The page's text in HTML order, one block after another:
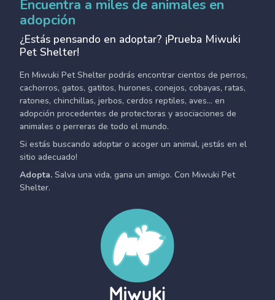
Encuentra a miles de animales en
adopción
¿Estás pensando en adoptar? ¡Prueba Miwuki
Pet Shelter!
En Miwuki Pet Shelter podrás encontrar cientos de perros,
cachorros, gatos, gatitos, hurones, conejos, cobayas, ratas,
ratones, chinchillas, jerbos, cerdos reptiles, aves... en
adopción procedentes de protectoras y asociaciones de
animales o perreras de todo el mundo.
Si estás buscando adoptar o acoger un animal, ¡estás en el
sitio adecuado!
Adopta. Salva una vida, gana un amigo. Con Miwuki Pet
Shelter.